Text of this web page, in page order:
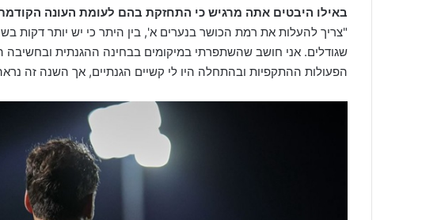
באילו היבטים אתה מרגיש כי התחזקת בהם לעומת העונה
"צריך להעלות את רמת הכושר בנערים א', בין היתר כי יש יותר דקות
שגודלים. אני חושב שהשתפרתי במיקומים בבחינה ההגנתית
הפעולות ההתקפיות ובהתחלה היו לי קשיים הגנתיים, אך השנה זה